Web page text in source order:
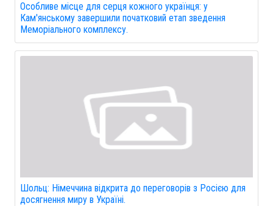
Особливе місце для серця кожного українця: у
Кам'янському завершили початковий етап зведення
Меморіального комплексу.
Шольц: Німеччина відкрита до переговорів з Росією для
досягнення миру в Україні.